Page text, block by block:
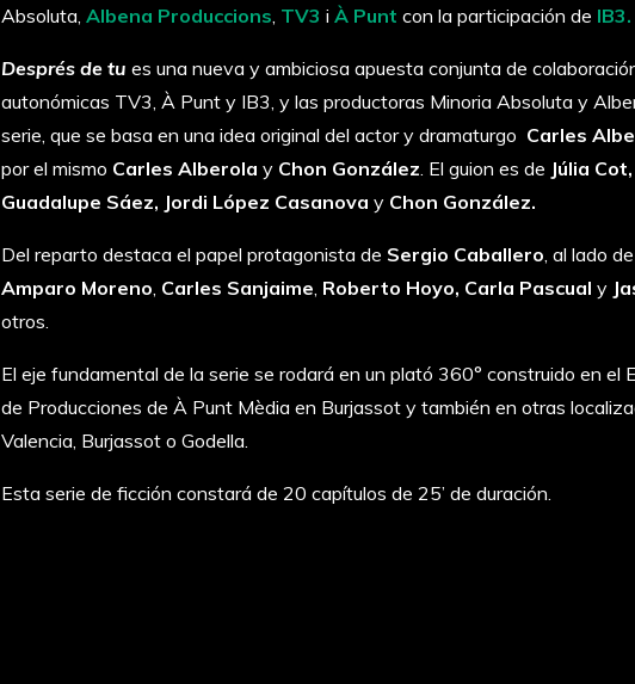
Absoluta, Albena Produccions TV3 i À Punt con la participación de IB3.
Després de tu es una nueva y ambiciosa apuesta conjunta de
autonómicas TV3, À Punt y IB3, y las productoras Minoria Absoluta y
serie, que se basa en una idea original del actor y dramaturgo Carles
por el mismo Carles Alberola y Chon González . El guion es de Júlia
Guadalupe Sáez, Jordi López Casanova y Chon González.
Del reparto destaca el papel protagonista de Sergio Caballero , al lado de
Amparo Moreno Carles Sanjaime Roberto Hoyo, Carla Pascual y
otros.
El eje fundamental de la serie se rodará en un plató 360° construido en el
de Producciones de À Punt Mèdia en Burjassot y también en otras
Valencia, Burjassot o Godella.
Esta serie de ficción constará de 20 capítulos de 25’ de duración.